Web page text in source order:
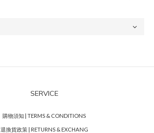
SERVICE
購物須知 | TERMS & CONDITIONS
退換貨政策 | RETURNS & EXCHANG